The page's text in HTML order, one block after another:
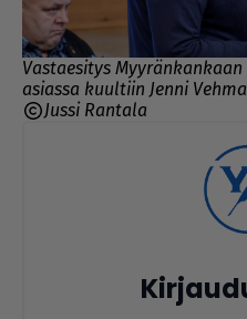
Vastaesitys
asiassa kuultiin Jenni
Jussi Rantala